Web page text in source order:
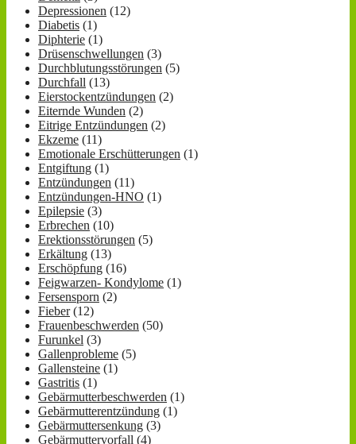
Depressionen (12)
Diabetis (1)
Diphterie (1)
Drüsenschwellungen (3)
Durchblutungsstörungen (5)
Durchfall (13)
Eierstockentzündungen (2)
Eiternde Wunden (2)
Eitrige Entzündungen (2)
Ekzeme (11)
Emotionale Erschütterungen (1)
Entgiftung (1)
Entzündungen (11)
Entzündungen-HNO (1)
Epilepsie (3)
Erbrechen (10)
Erektionsstörungen (5)
Erkältung (13)
Erschöpfung (16)
Feigwarzen- Kondylome (1)
Fersensporn (2)
Fieber(12)
Frauenbeschwerden (50)
Furunkel (3)
Gallenprobleme (5)
Gallensteine (1)
Gastritis (1)
Gebärmutterbeschwerden (1)
Gebärmutterentzündung (1)
Gebärmuttersenkung (3)
Gebärmuttervorfall (4)